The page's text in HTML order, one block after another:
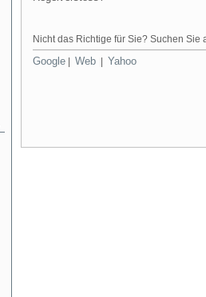
Nicht das Richtige für Sie? Suchen Sie
Google Web Yahoo